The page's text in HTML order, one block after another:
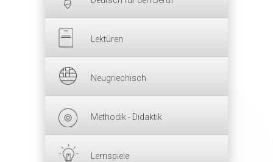
Lektüren
Neugriechisch
Methodik - Didaktik
Lernspiele